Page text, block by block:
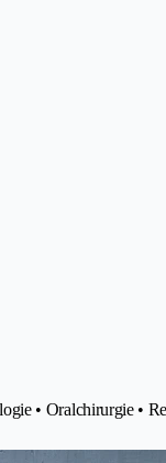
• Oralchirurgie •